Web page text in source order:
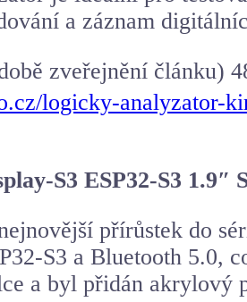
a záznam
zveřejnění článku)
logicky-analyzator-
S3 ESP32-S3 1.9″
přírůstek do
S3 a Bluetooth 5.0,
a byl přidán akrylový